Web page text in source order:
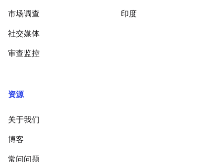
市场调查
社交媒体
审查监控
印度
资源
关于我们
博客
常问问题